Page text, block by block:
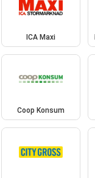
ICA Maxi
Coop Konsum